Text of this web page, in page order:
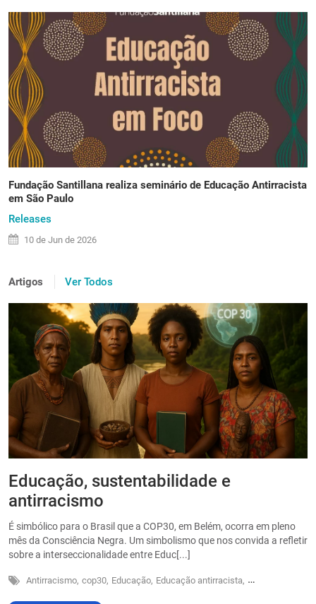
Fundação Santillana realiza seminário de Educação Antirracista
em São Paulo
Releases
10 de Jun de 2026
Artigos Ver Todos
Educação, sustentabilidade e
antirracismo
É simbólico para o Brasil que a COP30, em Belém, ocorra em pleno
mês da Consciência Negra. Um simbolismo que nos convida a refletir
sobre a interseccionalidade entre Educ[...]
Antirracismo, cop30, Educação, Educação antirracista, Sustentabilidade